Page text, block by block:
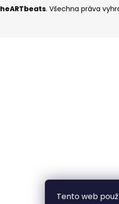
Tento web
. Všechna práva